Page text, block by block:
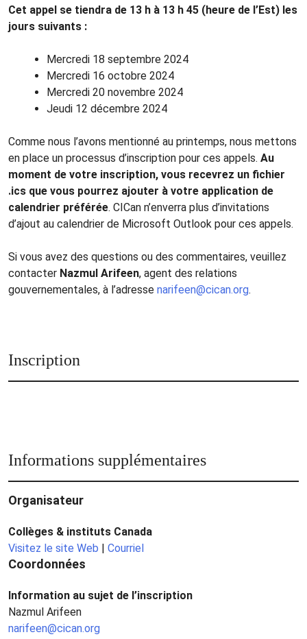
Cet appel se tiendra de 13 h à 13 h 45 (heure de l’Est) les
jours suivants :
Mercredi 18 septembre 2024
Mercredi 16 octobre 2024
Mercredi 20 novembre 2024
Jeudi 12 décembre 2024
Comme nous l’avons mentionné au printemps, nous mettons
en place un processus d’inscription pour ces appels. Au
moment de votre inscription, vous recevrez un fichier
.ics que vous pourrez ajouter à votre application de
calendrier préférée. CICan n’enverra plus d’invitations
d’ajout au calendrier de Microsoft Outlook pour ces appels.
Si vous avez des questions ou des commentaires, veuillez
contacter Nazmul Arifeen, agent des relations
gouvernementales, à l’adresse narifeen@cican.org.
Inscription
Informations supplémentaires
Organisateur
Collèges & instituts Canada
Visitez le site Web | Courriel
Coordonnées
Information au sujet de l’inscription
Nazmul Arifeen
narifeen@cican.org